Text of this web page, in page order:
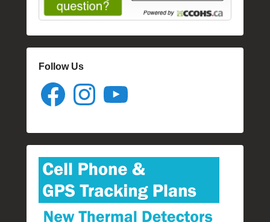
Follow Us
Facebook Instagram